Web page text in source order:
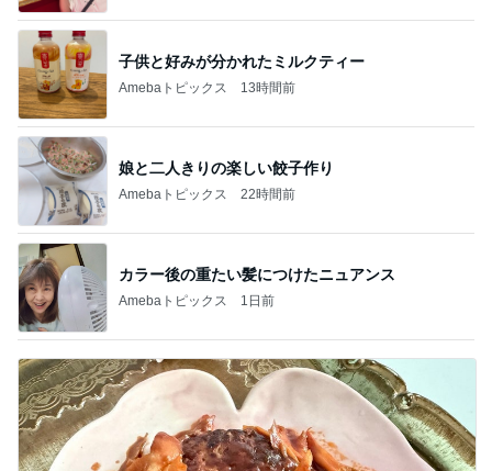
子供と好みが分かれたミルクティー
Amebaトピックス 13時間前
娘と二人きりの楽しい餃子作り
Amebaトピックス 22時間前
カラー後の重たい髪につけたニュアンス
Amebaトピックス 1日前